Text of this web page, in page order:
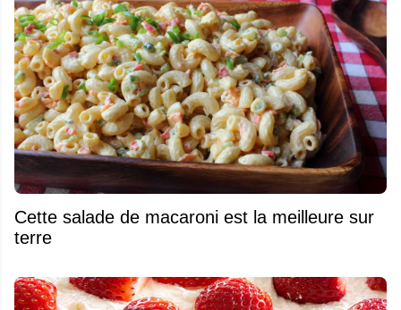
Cette salade de macaroni est la meilleure sur
terre